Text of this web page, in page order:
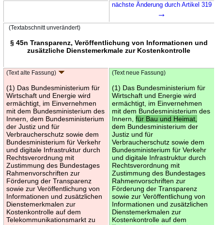
nächste Änderung durch Artikel 319
→
(Textabschnitt unverändert)
§ 45n Transparenz, Veröffentlichung von Informationen und
zusätzliche Dienstemerkmale zur Kostenkontrolle
(Text alte Fassung)
(1) Das Bundesministerium für
Wirtschaft und Energie wird
ermächtigt, im Einvernehmen
mit dem Bundesministerium des
Innern, dem Bundesministerium
der Justiz und für
Verbraucherschutz sowie dem
Bundesministerium für Verkehr
und digitale Infrastruktur durch
Rechtsverordnung mit
Zustimmung des Bundestages
Rahmenvorschriften zur
Förderung der Transparenz
sowie zur Veröffentlichung von
Informationen und zusätzlichen
Dienstemerkmalen zur
Kostenkontrolle auf dem
Telekommunikationsmarkt zu
(Text neue Fassung)
(1) Das Bundesministerium für
Wirtschaft und Energie wird
ermächtigt, im Einvernehmen
mit dem Bundesministerium des
Innern, für Bau und Heimat,
dem Bundesministerium der
Justiz und für
Verbraucherschutz sowie dem
Bundesministerium für Verkehr
und digitale Infrastruktur durch
Rechtsverordnung mit
Zustimmung des Bundestages
Rahmenvorschriften zur
Förderung der Transparenz
sowie zur Veröffentlichung von
Informationen und zusätzlichen
Dienstemerkmalen zur
Kostenkontrolle auf dem